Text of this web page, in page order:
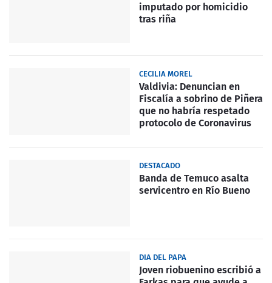
imputado por homicidio
tras riña
CECILIA MOREL
Valdivia: Denuncian en
Fiscalía a sobrino de Piñera
que no habría respetado
protocolo de Coronavirus
DESTACADO
Banda de Temuco asalta
servicentro en Río Bueno
DIA DEL PAPA
Joven riobuenino escribió a